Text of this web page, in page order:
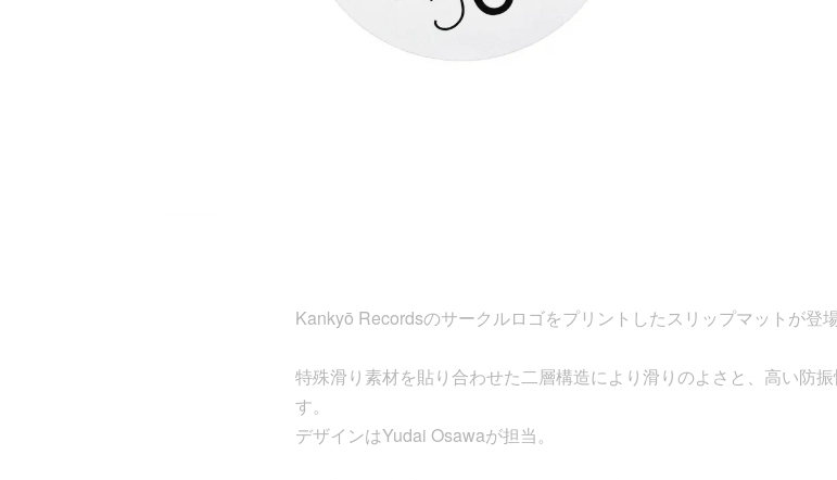
Kankyō Recordsのサークルロゴをプリントしたスリップマットが登場
特殊滑り素材を貼り合わせた二層構造により滑りのよさと、高い防
す。
デザインはYudai Osawaが担当。